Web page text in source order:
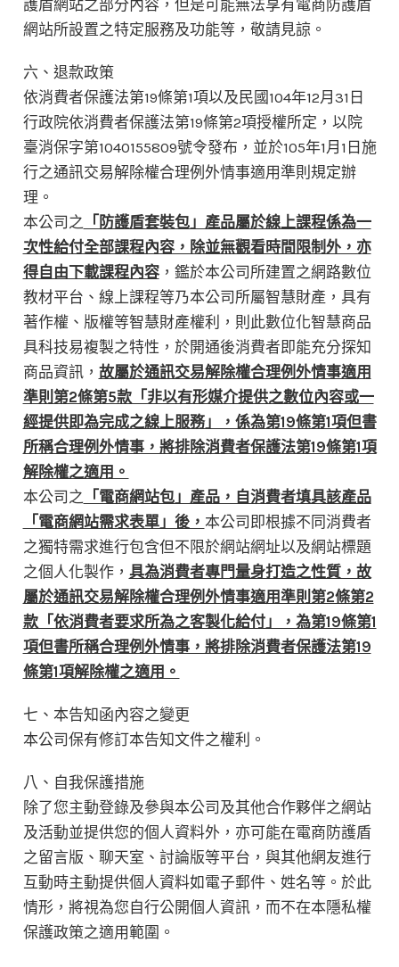
護盾網站之部分內容，但是可能無法享有電商防護盾
網站所設置之特定服務及功能等，敬請見諒。
六、退款政策
依消費者保護法第19條第1項以及民國104年12月31日
行政院依消費者保護法第19條第2項授權所定，以院
臺消保字第1040155809號令發布，並於105年1月1日施
行之通訊交易解除權合理例外情事適用準則規定辦
理。
本公司之 「防護盾套裝包」產品屬於線上課程係為一
次性給付全部課程內容，除並無觀看時間限制外，亦
得自由下載課程內容，鑑於本公司所建置之網路數位
教材平台、線上課程等乃本公司所屬智慧財產，具有
著作權、版權等智慧財產權利，則此數位化智慧商品
具科技易複製之特性，於開通後消費者即能充分探知
商品資訊， 故屬於通訊交易解除權合理例外情事適用
準則第2條第5款「非以有形媒介提供之數位內容或一
經提供即為完成之線上服務」，係為第19條第1項但書
所稱合理例外情事，將排除消費者保護法第19條第1項
解除權之適用。
本公司之 「電商網站包」產品，自消費者填具該產品
「電商網站需求表單」後， 本公司即根據不同消費者
之獨特需求進行包含但不限於網站網址以及網站標題
之個人化製作， 具為消費者專門量身打造之性質，故
屬於通訊交易解除權合理例外情事適用準則第2條第2
款「依消費者要求所為之客製化給付」，為第19條第1
項但書所稱合理例外情事，將排除消費者保護法第19
條第1項解除權之適用。
七、本告知函內容之變更
本公司保有修訂本告知文件之權利。
八、自我保護措施
除了您主動登錄及參與本公司及其他合作夥伴之網站
及活動並提供您的個人資料外，亦可能在電商防護盾
之留言版、聊天室、討論版等平台，與其他網友進行
互動時主動提供個人資料如電子郵件、姓名等。於此
情形，將視為您自行公開個人資訊，而不在本隱私權
保護政策之適用範圍。